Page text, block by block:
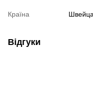
Країна
Відгуки